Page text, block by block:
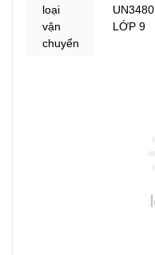
loại
vận
chuyển
UN3480,
LỚP 9